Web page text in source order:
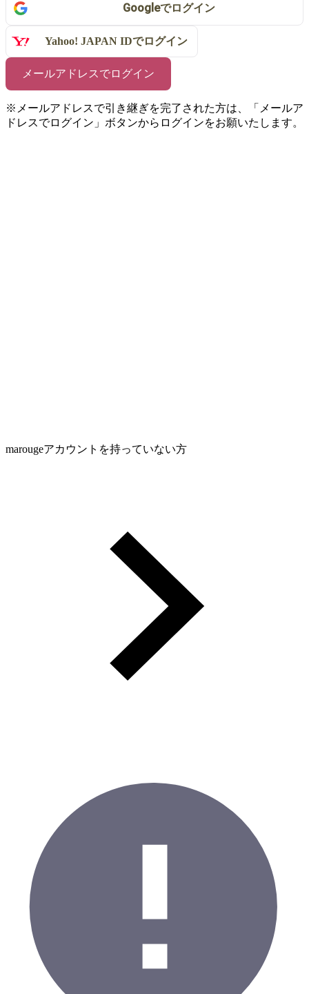
Googleでログイン
Yahoo! JAPAN IDでログイン
メールアドレスでログイン
※メールアドレスで引き継ぎを完了された方は、「メールア
ドレスでログイン」ボタンからログインをお願いたします。
marougeアカウントを持っていない方